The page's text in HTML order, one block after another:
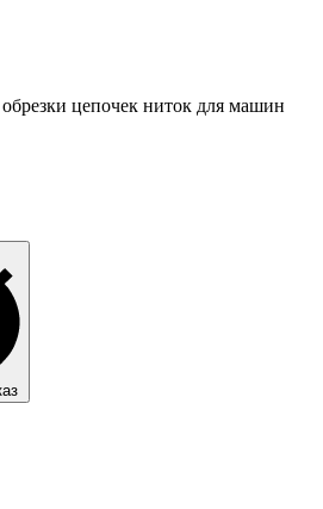
цепочек ниток для машин